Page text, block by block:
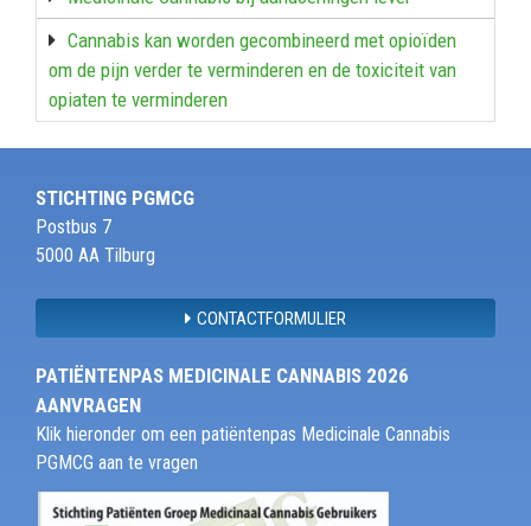
Cannabis kan worden gecombineerd met opioïden
om de pijn verder te verminderen en de toxiciteit van
opiaten te verminderen
STICHTING PGMCG
Postbus 7
5000 AA Tilburg
CONTACTFORMULIER
PATIËNTENPAS MEDICINALE CANNABIS 2026
AANVRAGEN
Klik hieronder om een patiëntenpas Medicinale Cannabis
PGMCG aan te vragen